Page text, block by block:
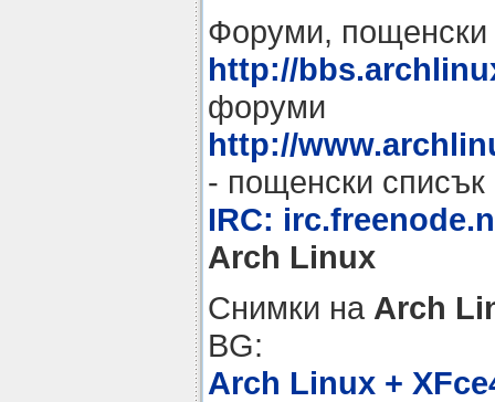
Форуми, пощенски
http://
форуми
http://
- пощенски списък
IRC:
Arch Linux
Снимки на Arch
BG:
Arch Linux +